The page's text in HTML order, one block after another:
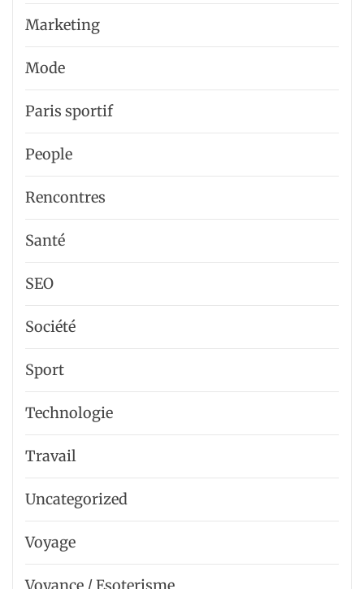
Marketing
Mode
Paris sportif
People
Rencontres
Santé
SEO
Société
Sport
Technologie
Travail
Uncategorized
Voyage